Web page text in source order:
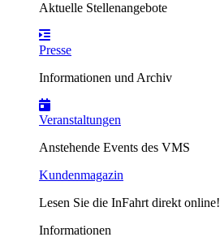
Aktuelle Stellenangebote
Presse
Informationen und Archiv
Veranstaltungen
Anstehende Events des VMS
Kundenmagazin
Lesen Sie die InFahrt direkt online!
Informationen